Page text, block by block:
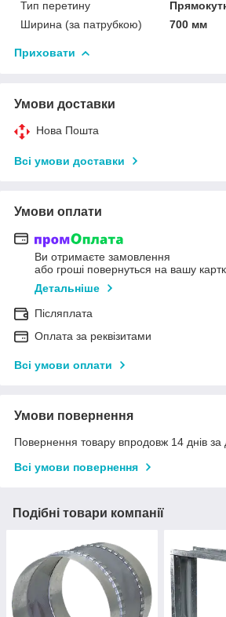
Тип перетину
Ширина (за патрубкою)
700 мм
Приховати
Умови доставки
Нова Пошта
Всі умови доставки
Умови оплати
Ви отримаєте замовлення
або гроші повернуться на вашу
Детальніше
Післяплата
Оплата за реквізитами
Всі умови оплати
Умови повернення
Повернення товару впродовж 14 днів за
Всі умови повернення
Подібні товари компанії